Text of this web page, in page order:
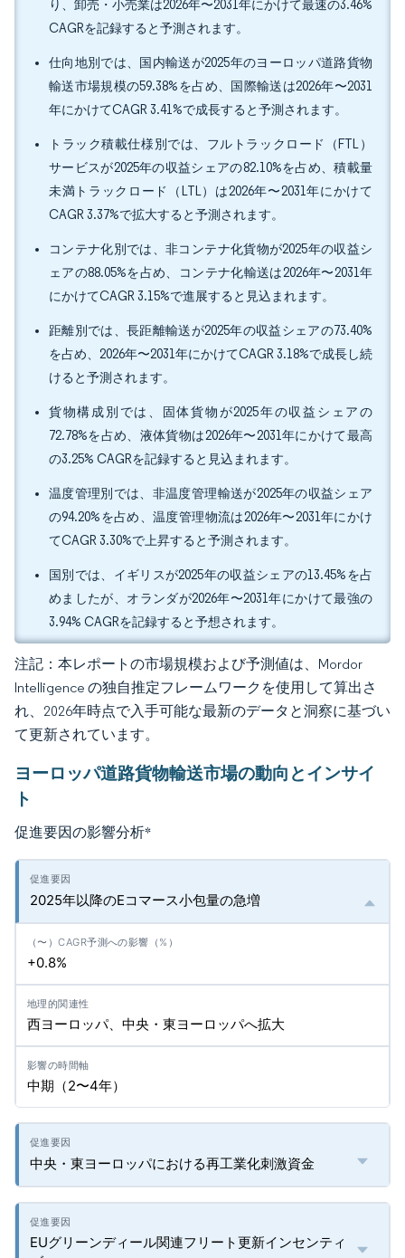
り、卸売・小売業は2026年〜2031年にかけて最速の3.46%
CAGRを記録すると予測されます。
仕向地別では、国内輸送が2025年のヨーロッパ道路貨物
輸送市場規模の59.38%を占め、国際輸送は2026年〜2031
年にかけてCAGR 3.41%で成長すると予測されます。
トラック積載仕様別では、フルトラックロード（FTL）
サービスが2025年の収益シェアの82.10%を占め、積載量
未満トラックロード（LTL）は2026年〜2031年にかけて
CAGR 3.37%で拡大すると予測されます。
コンテナ化別では、非コンテナ化貨物が2025年の収益シ
ェアの88.05%を占め、コンテナ化輸送は2026年〜2031年
にかけてCAGR 3.15%で進展すると見込まれます。
距離別では、長距離輸送が2025年の収益シェアの73.40%
を占め、2026年〜2031年にかけてCAGR 3.18%で成長し続
けると予測されます。
貨物構成別では、固体貨物が2025年の収益シェアの
72.78%を占め、液体貨物は2026年〜2031年にかけて最高
の3.25% CAGRを記録すると見込まれます。
温度管理別では、非温度管理輸送が2025年の収益シェア
の94.20%を占め、温度管理物流は2026年〜2031年にかけ
てCAGR 3.30%で上昇すると予測されます。
国別では、イギリスが2025年の収益シェアの13.45%を占
めましたが、オランダが2026年〜2031年にかけて最強の
3.94% CAGRを記録すると予想されます。
注記：本レポートの市場規模および予測値は、Mordor
Intelligence の独自推定フレームワークを使用して算出さ
れ、2026年時点で入手可能な最新のデータと洞察に基づい
て更新されています。
ヨーロッパ道路貨物輸送市場の動向とインサイ
ト
促進要因の影響分析*
2025年以降のEコマース小包量の急増
+0.8%
西ヨーロッパ、中央・東ヨーロッパへ拡大
中期（2〜4年）
中央・東ヨーロッパにおける再工業化刺激資金
EUグリーンディール関連フリート更新インセンティ